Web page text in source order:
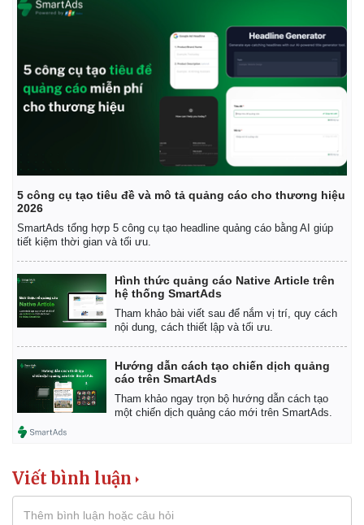
5 công cụ tạo tiêu đề và mô tả quảng cáo cho thương hiệu
2026
SmartAds tổng hợp 5 công cụ tạo headline quảng cáo bằng AI giúp
tiết kiệm thời gian và tối ưu.
Hình thức quảng cáo Native Article trên
hệ thống SmartAds
Tham khảo bài viết sau để nắm vị trí, quy cách
nội dung, cách thiết lập và tối ưu.
Hướng dẫn cách tạo chiến dịch quảng
cáo trên SmartAds
Tham khảo ngay trọn bộ hướng dẫn cách tạo
một chiến dịch quảng cáo mới trên SmartAds.
Viết bình luận